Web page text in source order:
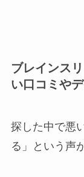
ブレインス
い口コミや
探した中で悪
る」という声